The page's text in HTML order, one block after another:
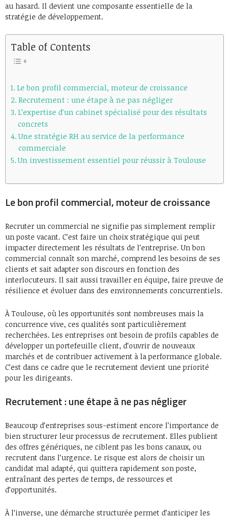
au hasard. Il devient une composante essentielle de la
stratégie de développement.
Table of Contents
Le bon profil commercial, moteur de croissance
Recrutement : une étape à ne pas négliger
L’expertise d’un cabinet spécialisé pour des résultats
concrets
Une stratégie RH au service de la performance
commerciale
Un investissement essentiel pour réussir à Toulouse
Le bon profil commercial, moteur de croissance
Recruter un commercial ne signifie pas simplement remplir
un poste vacant. C’est faire un choix stratégique qui peut
impacter directement les résultats de l’entreprise. Un bon
commercial connaît son marché, comprend les besoins de ses
clients et sait adapter son discours en fonction des
interlocuteurs. Il sait aussi travailler en équipe, faire preuve de
résilience et évoluer dans des environnements concurrentiels.
À Toulouse, où les opportunités sont nombreuses mais la
concurrence vive, ces qualités sont particulièrement
recherchées. Les entreprises ont besoin de profils capables de
développer un portefeuille client, d’ouvrir de nouveaux
marchés et de contribuer activement à la performance globale.
C’est dans ce cadre que le recrutement devient une priorité
pour les dirigeants.
Recrutement : une étape à ne pas négliger
Beaucoup d’entreprises sous-estiment encore l’importance de
bien structurer leur processus de recrutement. Elles publient
des offres génériques, ne ciblent pas les bons canaux, ou
recrutent dans l’urgence. Le risque est alors de choisir un
candidat mal adapté, qui quittera rapidement son poste,
entraînant des pertes de temps, de ressources et
d’opportunités.
À l’inverse, une démarche structurée permet d’anticiper les